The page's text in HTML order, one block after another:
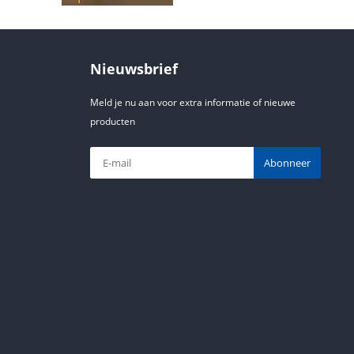
Nieuwsbrief
Meld je nu aan voor extra informatie of nieuwe
producten
Abonneer